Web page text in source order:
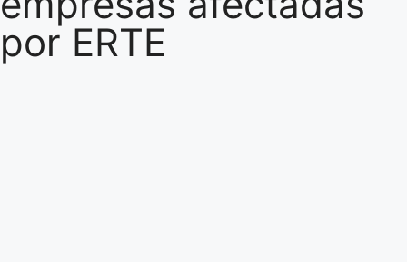
por ERTE